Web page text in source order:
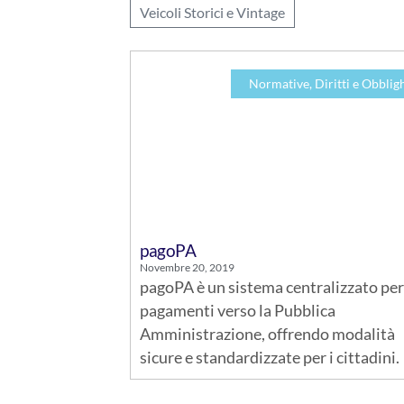
Veicoli Storici e Vintage
Normative, Diritti e
pagoPA
Novembre 20, 2019
pagoPA è un sistema centralizzato
pagamenti verso la Pubblica
Amministrazione, offrendo modalità
sicure e standardizzate per i cittadini.